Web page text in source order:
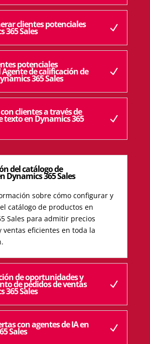
clientes potenciales
365 Sales
potenciales
de calificación de
365 Sales
clientes a través de
texto en Dynamics 365
del catálogo de
Dynamics 365 Sales
sobre cómo configurar y
catálogo de productos en
Sales para admitir precios
ventas eficientes en toda la
de oportunidades y
de pedidos de ventas
365 Sales
con agentes de IA en
Sales